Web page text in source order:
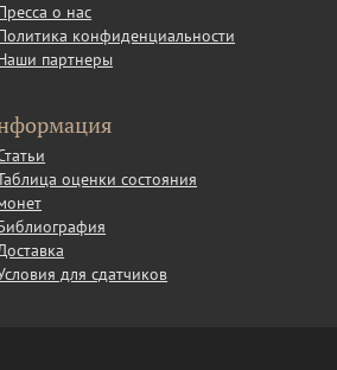
о нас
конфиденциальности
партнеры
оценки состояния
для сдатчиков